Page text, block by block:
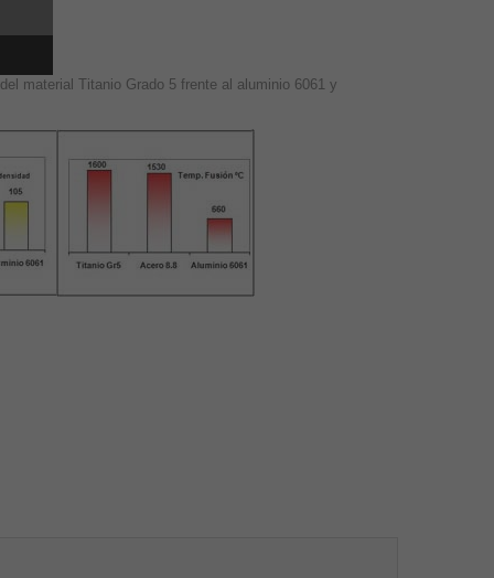
material Titanio Grado 5 frente al aluminio 6061 y